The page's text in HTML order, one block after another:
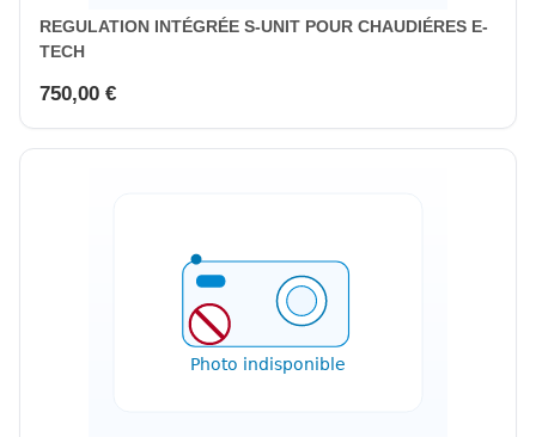
REGULATION INTÉGRÉE S-UNIT POUR CHAUDIÉRES E-
TECH
750,00 €